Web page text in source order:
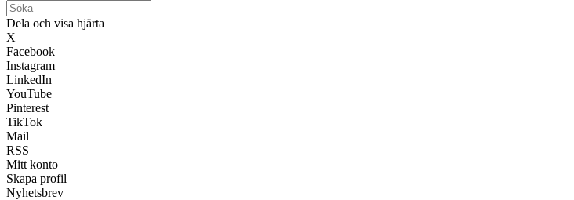
Dela och visa hjärta
X
Facebook
Instagram
LinkedIn
YouTube
Pinterest
TikTok
Mail
RSS
Mitt konto
Skapa profil
Nyhetsbrev